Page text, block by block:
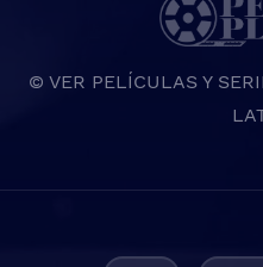
© VER PELÍCULAS Y